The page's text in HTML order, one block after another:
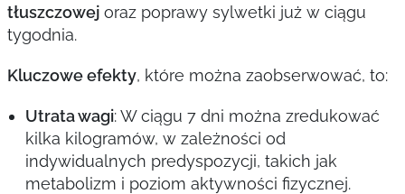
tłuszczowejoraz poprawy sylwetki już w ciągu
tygodnia.
Kluczowe efekty, które można zaobserwować, to:
Utrata wagi: W ciągu 7 dni można zredukować
kilka kilogramów, w zależności od
indywidualnych predyspozycji, takich jak
metabolizm i poziom aktywności fizycznej.